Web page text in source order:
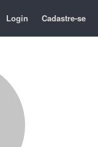
Login Cadastre-se